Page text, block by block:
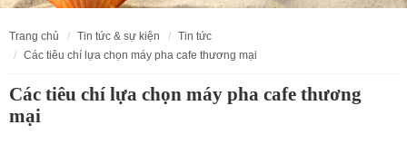
trang chủ tin tức & sự kiện
tin tức
các tiêu chí lựa chọn máy pha cafe thương mại
Các tiêu chí lựa chọn máy pha cafe thương
mại